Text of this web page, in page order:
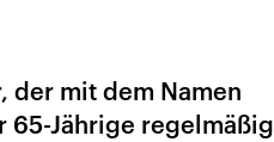
der mit dem Namen
65-Jährige regelmäßig